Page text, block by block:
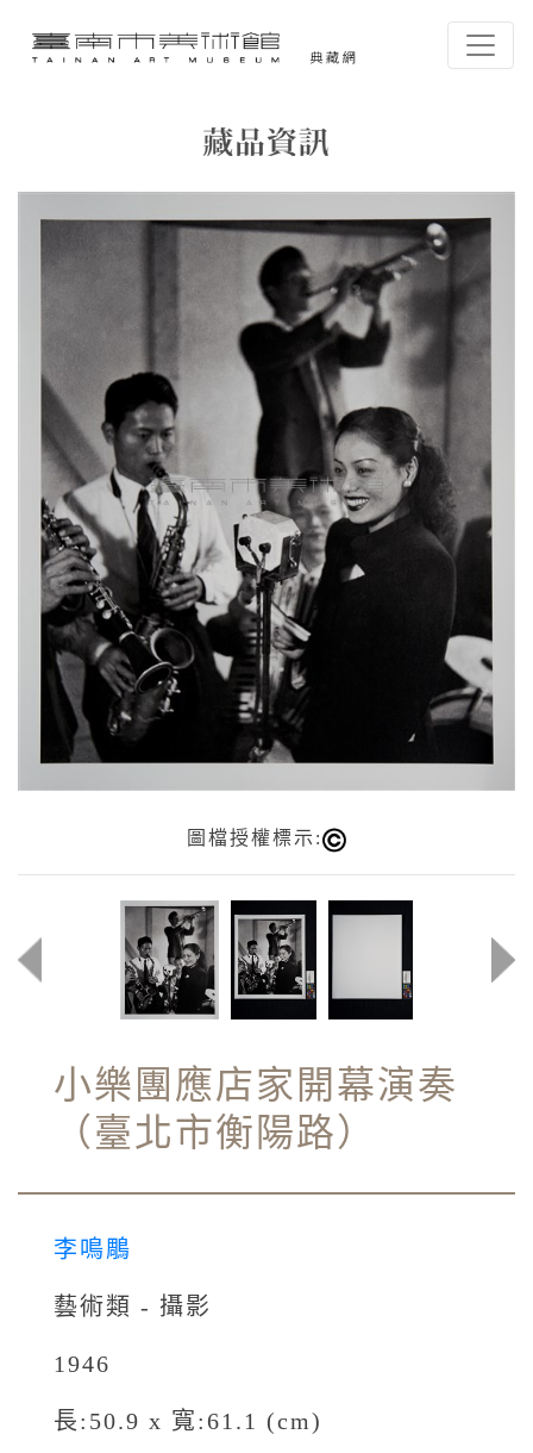
臺南市美術館-典藏網
網頁導覽
圖檔授權標示:
小樂團應店家開幕演奏
（臺北市衡陽路）
李鳴鵰
藝術類 - 攝影
1946
長:50.9 x 寬:61.1 (cm)